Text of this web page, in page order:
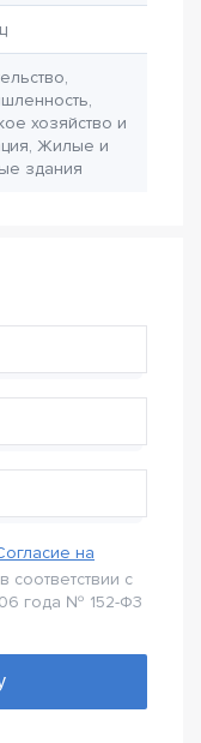
хозяйство и
Жилые и
здания
на
соответствии с
года № 152-Ф3